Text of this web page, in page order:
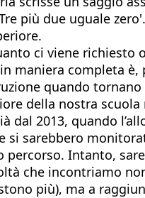
più due uguale
ci viene richiesto o
maniera completa
quando
della nostra
2013, quando
si sarebbero
Intanto,
che incontriamo
più), ma a